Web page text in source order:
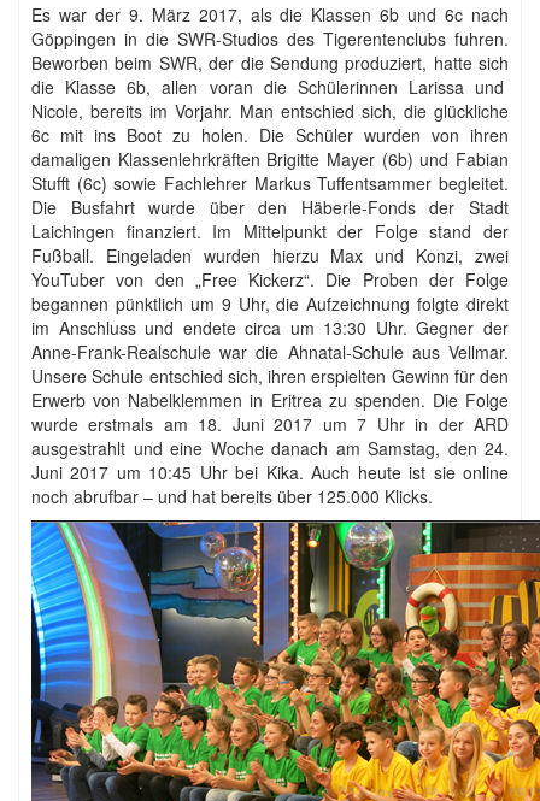
Es war der 9. März 2017, als die Klassen 6b und 6c nach
Göppingen in die SWR-Studios des Tigerentenclubs fuhren.
Beworben beim SWR, der die Sendung produziert, hatte sich
die Klasse 6b, allen voran die Schülerinnen Larissa und
Nicole, bereits im Vorjahr. Man entschied sich, die glückliche
6c mit ins Boot zu holen. Die Schüler wurden von ihren
damaligen Klassenlehrkräften Brigitte Mayer (6b) und Fabian
Stufft (6c) sowie Fachlehrer Markus Tuffentsammer begleitet.
Die Busfahrt wurde über den Häberle-Fonds der Stadt
Laichingen finanziert. Im Mittelpunkt der Folge stand der
Fußball. Eingeladen wurden hierzu Max und Konzi, zwei
YouTuber von den „Free Kickerz“. Die Proben der Folge
begannen pünktlich um 9 Uhr, die Aufzeichnung folgte direkt
im Anschluss und endete circa um 13:30 Uhr. Gegner der
Anne-Frank-Realschule war die Ahnatal-Schule aus Vellmar.
Unsere Schule entschied sich, ihren erspielten Gewinn für den
Erwerb von Nabelklemmen in Eritrea zu spenden. Die Folge
wurde erstmals am 18. Juni 2017 um 7 Uhr in der ARD
ausgestrahlt und eine Woche danach am Samstag, den 24.
Juni 2017 um 10:45 Uhr bei Kika. Auch heute ist sie online
noch abrufbar – und hat bereits über 125.000 Klicks.